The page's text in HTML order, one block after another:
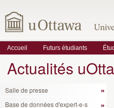
Accueil Futurs étudiants
Actualités
Salle de presse
Base de données d'expert-e-s